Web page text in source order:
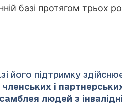
базі протягом трьох
його підтримку
і
людей з